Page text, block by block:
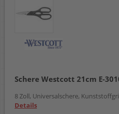
Schere Westcott 21cm E-
8 Zoll, Universalschere,
Details